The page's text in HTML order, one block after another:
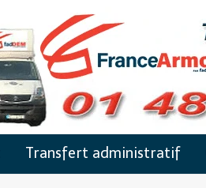
Transfert administratif